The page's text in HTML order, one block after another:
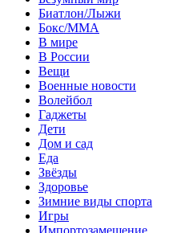
Биатлон/Лыжи
Бокс/MMA
В мире
В России
Вещи
Военные новости
Волейбол
Гаджеты
Дети
Дом и сад
Еда
Звёзды
Здоровье
Зимние виды спорта
Игры
Импортозамещение